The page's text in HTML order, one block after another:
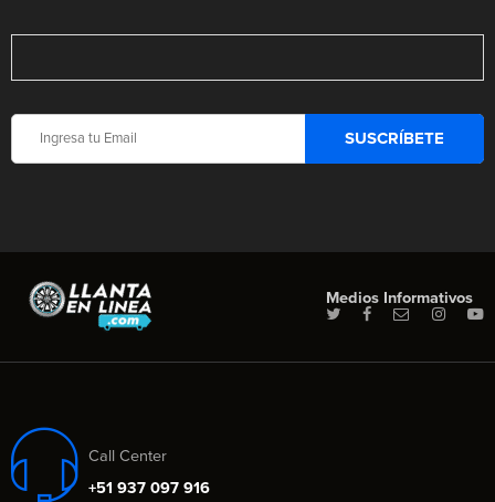
Medios Informativos
Call Center
+51 937 097 916